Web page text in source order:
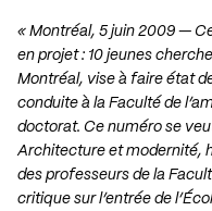
« Montréal, 5 juin 2009 —
en projet : 10 jeunes
Montréal, vise à faire état
conduite à la Faculté de
doctorat. Ce numéro se
Architecture et modernité,
des professeurs de la
critique sur l’entrée de